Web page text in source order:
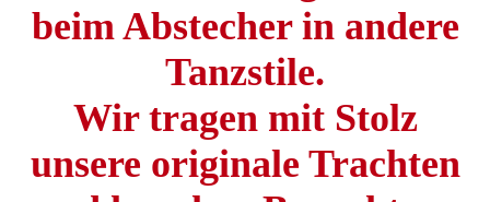
beim Abstecher in andere
Tanzstile.
Wir tragen mit Stolz
unsere originale Trachten